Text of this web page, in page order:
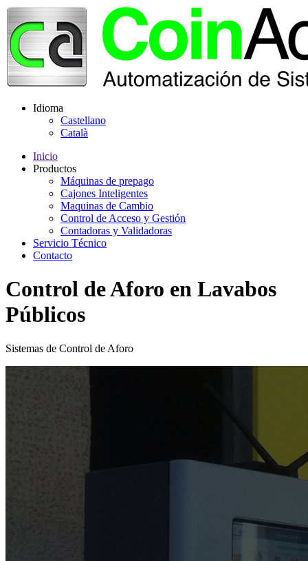
Idioma
Castellano
Català
Inicio
Productos
Máquinas de prepago
Cajones Inteligentes
Maquinas de Cambio
Control de Acceso y Gestión
Contadoras y Validadoras
Servicio Técnico
Contacto
Control de Aforo en Lavabos
Públicos
Sistemas de Control de Aforo